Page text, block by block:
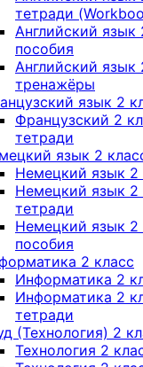
тетради
Английский язык
пособия
Английский язык
тренажёры
язык 2
Французский 2
тетради
язык 2
Немецкий язык 2
Немецкий язык 2
тетради
Немецкий язык 2
пособия
2 класс
Информатика 2
Информатика 2
тетради
(Технология) 2
Технология 2